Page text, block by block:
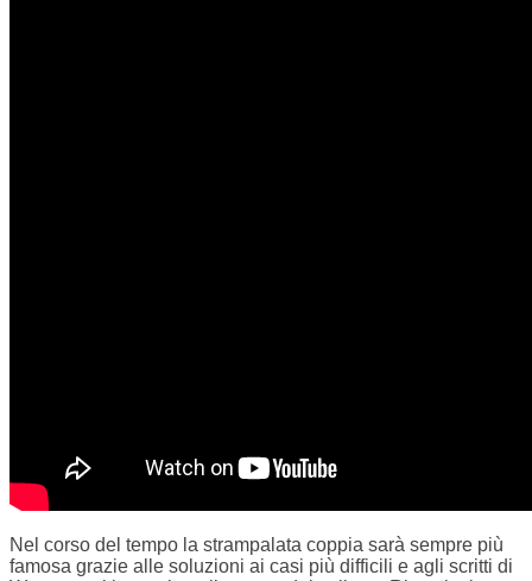
Nel corso del tempo la strampalata coppia sarà sempre più
famosa grazie alle soluzioni ai casi più difficili e agli scritti di